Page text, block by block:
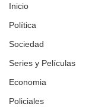
Inicio
Política
Sociedad
Series y Películas
Economia
Policiales